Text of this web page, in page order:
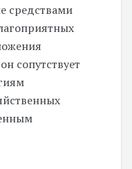
средствами
сопутствует